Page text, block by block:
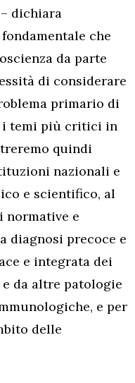
dichiara
fondamentale che
da parte
di considerare
primario di
i temi più critici in
quindi
nazionali e
e scientifico, al
normative e
diagnosi precoce e
e integrata dei
da altre patologie
e per
delle